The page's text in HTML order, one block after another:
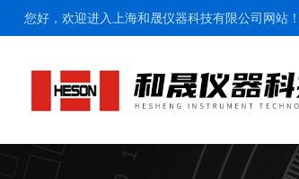
您好，欢迎进入上海和晟仪器科技有限公司网站！